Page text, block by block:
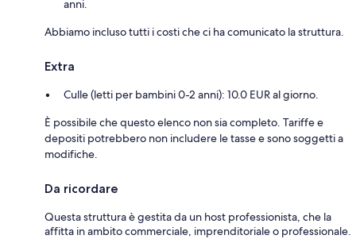
anni.
Abbiamo incluso tutti i costi che ci ha comunicato la struttura.
Extra
Culle (letti per bambini 0-2 anni): 10.0 EUR al giorno.
È possibile che questo elenco non sia completo. Tariffe e
depositi potrebbero non includere le tasse e sono soggetti a
modifiche.
Da ricordare
Questa struttura è gestita da un host professionista, che la
affitta in ambito commerciale, imprenditoriale o professionale.